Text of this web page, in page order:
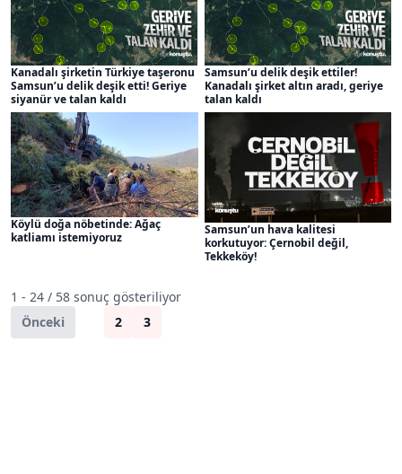
Kanadalı şirketin Türkiye taşeronu
Samsun’u delik deşik etti! Geriye
siyanür ve talan kaldı
Samsun’u delik deşik ettiler!
Kanadalı şirket altın aradı, geriye
talan kaldı
Köylü doğa nöbetinde: Ağaç
katliamı istemiyoruz
Samsun’un hava kalitesi
korkutuyor: Çernobil değil,
Tekkeköy!
1 - 24 / 58 sonuç gösteriliyor
Önceki
2 3